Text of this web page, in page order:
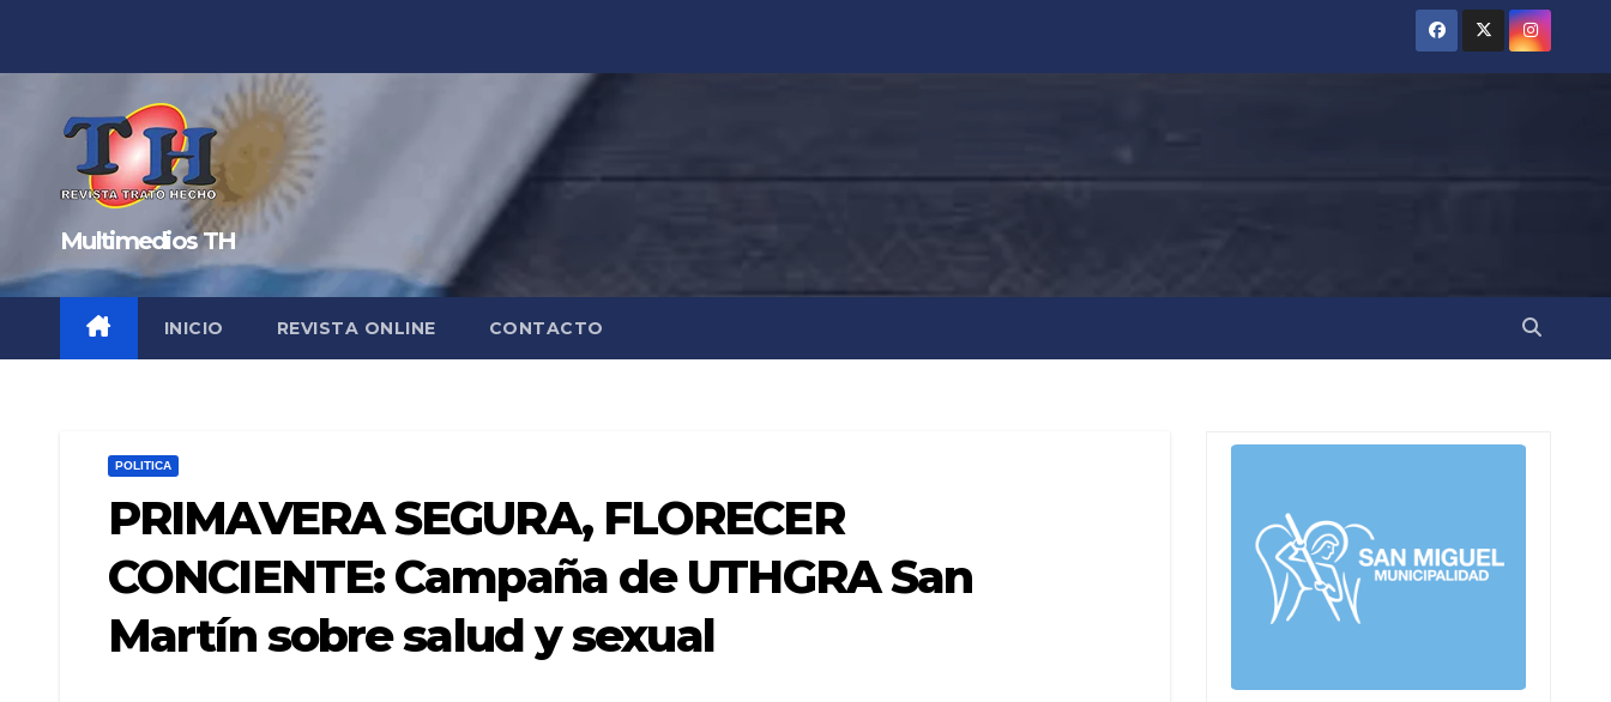
Multimedios TH
INICIO REVISTA ONLINE CONTACTO
POLITICA
PRIMAVERA SEGURA, FLORECER
CONCIENTE: Campaña de UTHGRA San
Martín sobre salud y sexual